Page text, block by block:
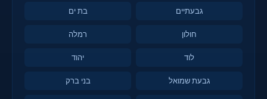
גבעתיים בת ים
חולון רמלה
לוד יהוד
גבעת שמואל בני ברק